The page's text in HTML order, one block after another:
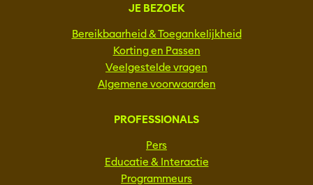
JE BEZOEK
Bereikbaarheid & Toegankelijkheid
Korting en Passen
Veelgestelde vragen
Algemene voorwaarden
PROFESSIONALS
Pers
Educatie & Interactie
Programmeurs